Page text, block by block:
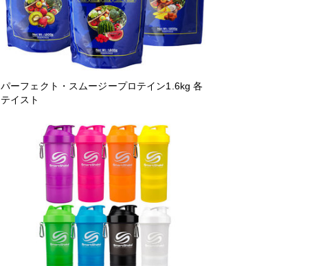
パーフェクト・スムージープロテイン1.6kg 各
テイスト